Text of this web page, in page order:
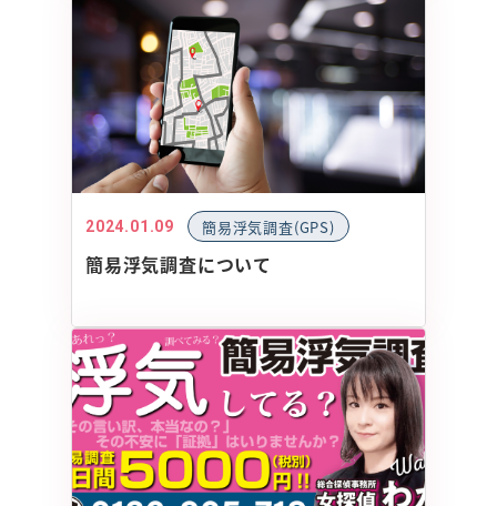
女性探偵対応・相談/見積り0円
福岡
0120-852-267 0120-905-718
受付時間：9時～23時（年中無休）
面談や調査中により、女性探偵以外の
スタッフ対応となる場合があります。
LINEで相談・お問い合わせ
2024.01.09 簡易浮気調査(GPS)
簡易浮気調査について